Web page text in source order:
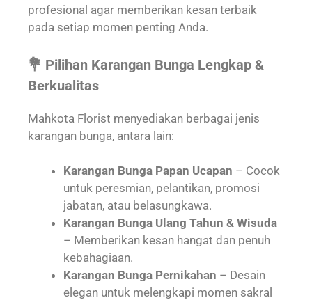
profesional agar memberikan kesan terbaik
pada setiap momen penting Anda.
💐 Pilihan Karangan Bunga Lengkap &
Berkualitas
Mahkota Florist menyediakan berbagai jenis
karangan bunga, antara lain:
Karangan Bunga Papan Ucapan – Cocok
untuk peresmian, pelantikan, promosi
jabatan, atau belasungkawa.
Karangan Bunga Ulang Tahun & Wisuda
– Memberikan kesan hangat dan penuh
kebahagiaan.
Karangan Bunga Pernikahan – Desain
elegan untuk melengkapi momen sakral